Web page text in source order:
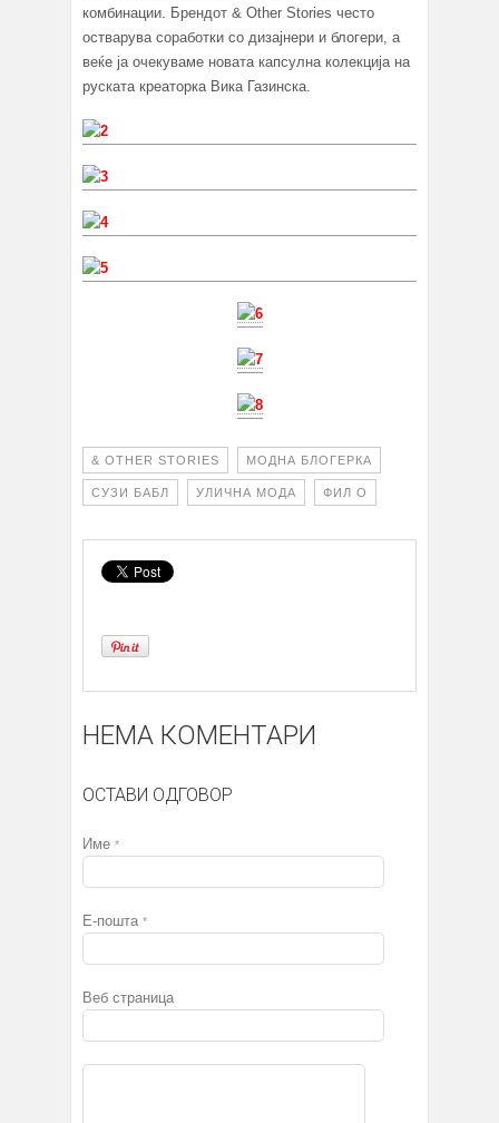
комбинации. Брендот & Other Stories често
остварува соработки со дизајнери и блогери, а
веќе ја очекуваме новата капсулна колекција на
руската креаторка Вика Газинска.
& OTHER STORIES МОДНА БЛОГЕРКА
СУЗИ БАБЛ УЛИЧНА МОДА ФИЛ О
НЕМА КОМЕНТАРИ
ОСТАВИ ОДГОВОР
Име *
Е-пошта *
Веб страница